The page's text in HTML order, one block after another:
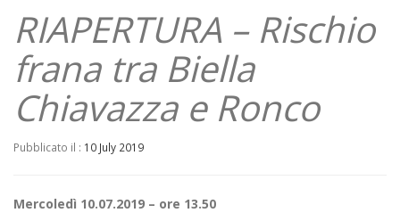
RIAPERTURA – Rischio
frana tra Biella
Chiavazza e Ronco
Pubblicato il : 10 July 2019
Mercoledì 10.07.2019 – ore 13.50